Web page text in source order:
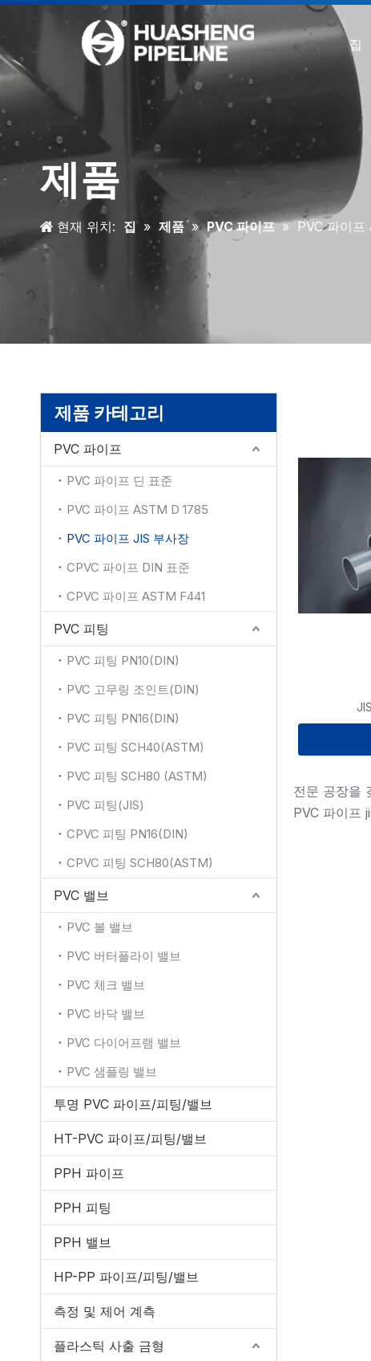
집
제품
현재 위치: 집 » 제품 » PVC 파이프 » PVC 파이
제품 카테고리
PVC 파이프
PVC 파이프 딘 표준
PVC 파이프 ASTM D 1785
PVC 파이프 JIS 부사장
CPVC 파이프 DIN 표준
CPVC 파이프 ASTM F441
PVC 피팅
PVC 피팅 PN10(DIN)
PVC 고무링 조인트(DIN)
PVC 피팅 PN16(DIN)
PVC 피팅 SCH40(ASTM)
PVC 피팅 SCH80 (ASTM)
PVC 피팅(JIS)
CPVC 피팅 PN16(DIN)
CPVC 피팅 SCH80(ASTM)
PVC 밸브
PVC 볼 밸브
PVC 버터플라이 밸브
PVC 체크 밸브
PVC 바닥 밸브
PVC 다이어프램 밸브
PVC 샘플링 밸브
투명 PVC 파이프/피팅/밸브
HT-PVC 파이프/피팅/밸브
PPH 파이프
PPH 피팅
PPH 밸브
HP-PP 파이프/피팅/밸브
측정 및 제어 계측
플라스틱 사출 금형
전문 공장을
PVC 파이프